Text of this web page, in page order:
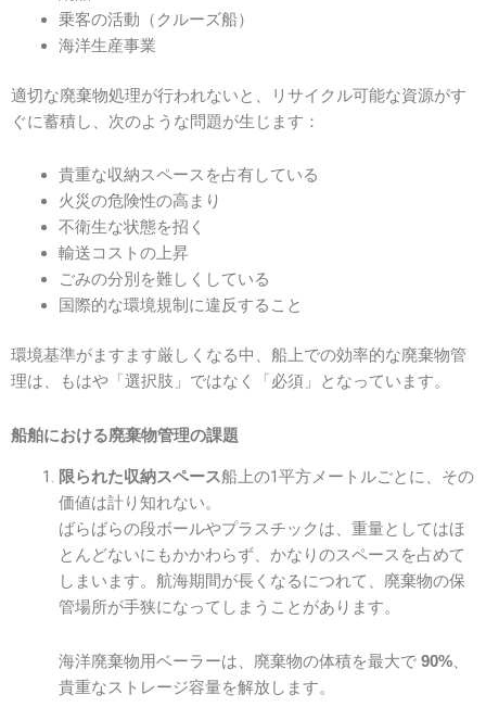
乗客の活動（クルーズ船）
海洋生産事業
適切な廃棄物処理が行われないと、リサイクル可能な資源がす
ぐに蓄積し、次のような問題が生じます：
貴重な収納スペースを占有している
火災の危険性の高まり
不衛生な状態を招く
輸送コストの上昇
ごみの分別を難しくしている
国際的な環境規制に違反すること
環境基準がますます厳しくなる中、船上での効率的な廃棄物管
理は、もはや「選択肢」ではなく「必須」となっています。
船舶における廃棄物管理の課題
限られた収納スペース船上の1平方メートルごとに、その
価値は計り知れない。
ばらばらの段ボールやプラスチックは、重量としてはほ
とんどないにもかかわらず、かなりのスペースを占めて
しまいます。航海期間が長くなるにつれて、廃棄物の保
管場所が手狭になってしまうことがあります。
海洋廃棄物用ベーラーは、廃棄物の体積を最大で 90%、
貴重なストレージ容量を解放します。